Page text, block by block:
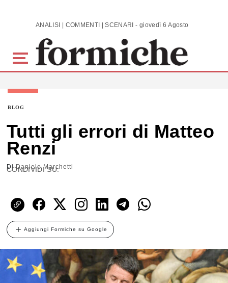
Skip to main content ANALISI | COMMENTI | SCENARI - giovedì 6 Agosto 2026
BLOG
Tutti gli errori di Matteo
Renzi
DiDaniele Marchetti
CONDIVIDI SU:
Aggiungi Formiche su Google